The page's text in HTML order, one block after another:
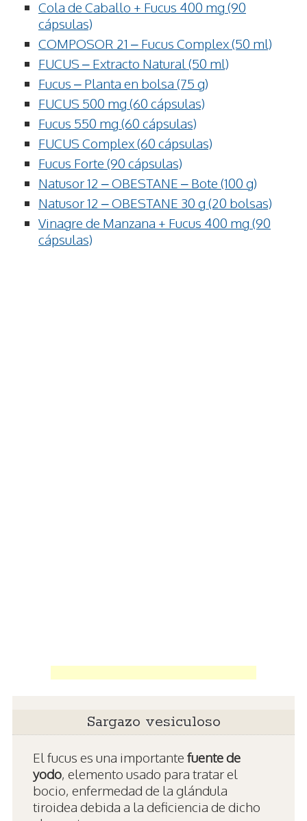
Cola de Caballo + Fucus 400 mg (90
cápsulas)
COMPOSOR 21 – Fucus Complex (50 ml)
FUCUS – Extracto Natural (50 ml)
Fucus – Planta en bolsa (75 g)
FUCUS 500 mg (60 cápsulas)
Fucus 550 mg (60 cápsulas)
FUCUS Complex (60 cápsulas)
Fucus Forte (90 cápsulas)
Natusor 12 – OBESTANE – Bote (100 g)
Natusor 12 – OBESTANE 30 g (20 bolsas)
Vinagre de Manzana + Fucus 400 mg (90
cápsulas)
Sargazo vesiculoso
El fucus es una importante fuente de
yodo, elemento usado para tratar el
bocio, enfermedad de la glándula
tiroidea debida a la deficiencia de dicho